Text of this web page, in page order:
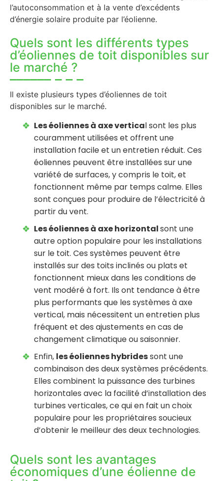
l’autoconsommation et à la vente d’excédents
d’énergie solaire produite par l’éolienne.
Quels sont les différents types
d’éoliennes de toit disponibles sur
le marché ?
Il existe plusieurs types d’éoliennes de toit
disponibles sur le marché.
Les éoliennes à axe vertical sont les plus
couramment utilisées et offrent une
installation facile et un entretien réduit. Ces
éoliennes peuvent être installées sur une
variété de surfaces, y compris le toit, et
fonctionnent même par temps calme. Elles
sont conçues pour produire de l’électricité à
partir du vent.
Les éoliennes à axe horizontalsont une
autre option populaire pour les installations
sur le toit. Ces systèmes peuvent être
installés sur des toits inclinés ou plats et
fonctionnent mieux dans les conditions de
vent modéré à fort. Ils ont tendance à être
plus performants que les systèmes à axe
vertical, mais nécessitent un entretien plus
fréquent et des ajustements en cas de
changement climatique ou saisonnier.
Enfin, les éoliennes hybridessont une
combinaison des deux systèmes précédents.
Elles combinent la puissance des turbines
horizontales avec la facilité d’installation des
turbines verticales, ce qui en fait un choix
populaire pour les propriétaires soucieux
d’obtenir le meilleur des deux technologies.
Quels sont les avantages
économiques d’une éolienne de